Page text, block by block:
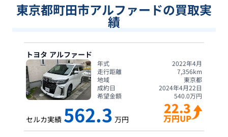
東京都町田市アルファードの買取実
績
トヨタ アルファード
年式
2022年4月
走行距離
7,356km
地域
東京都
成約日
2024年4月22日
希望金額
540.0万円
セルカ実績 562.3 万円
22.3
万円UP